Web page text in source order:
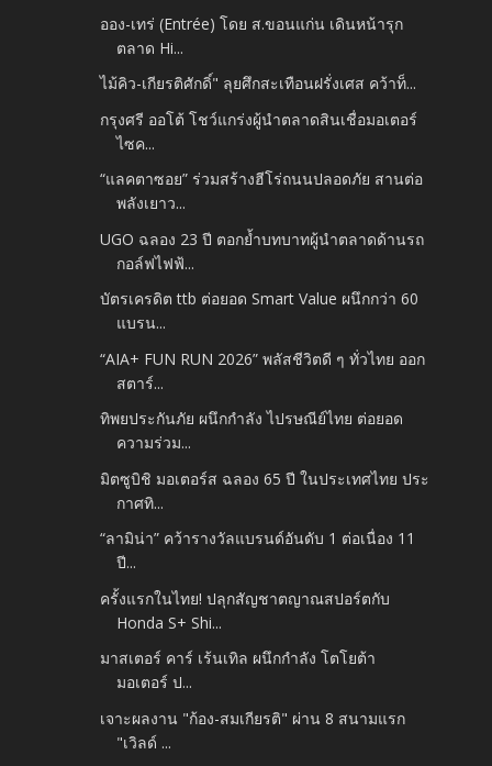
ออง-เทร่ (Entrée) โดย ส.ขอนแก่น เดินหน้ารุก
ตลาด Hi...
ไม้คิว-เกียรติศักดิ์" ลุยศึกสะเทือนฝรั่งเศส คว้าท็...
กรุงศรี ออโต้ โชว์แกร่งผู้นำตลาดสินเชื่อมอเตอร์
ไซค...
“แลคตาซอย” ร่วมสร้างฮีโร่ถนนปลอดภัย สานต่อ
พลังเยาว...
UGO ฉลอง 23 ปี ตอกย้ำบทบาทผู้นำตลาดด้านรถ
กอล์ฟไฟฟ้...
บัตรเครดิต ttb ต่อยอด Smart Value ผนึกกว่า 60
แบรน...
“AIA+ FUN RUN 2026” พลัสชีวิตดี ๆ ทั่วไทย ออก
สตาร์...
ทิพยประกันภัย ผนึกกำลัง ไปรษณีย์ไทย ต่อยอด
ความร่วม...
มิตซูบิชิ มอเตอร์ส ฉลอง 65 ปี ในประเทศไทย ประ
กาศทิ...
“ลามิน่า” คว้ารางวัลแบรนด์อันดับ 1 ต่อเนื่อง 11
ปี...
ครั้งแรกในไทย! ปลุกสัญชาตญาณสปอร์ตกับ
Honda S+ Shi...
มาสเตอร์ คาร์ เร้นเทิล ผนึกกำลัง โตโยต้า
มอเตอร์ ป...
เจาะผลงาน "ก้อง-สมเกียรติ" ผ่าน 8 สนามแรก
"เวิลด์ ...